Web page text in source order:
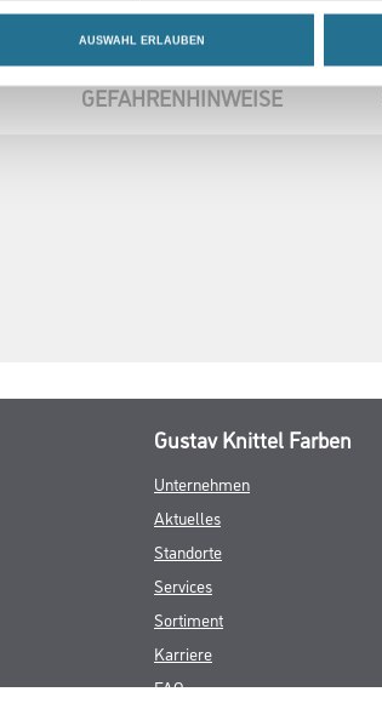
AUSWAHL ERLAUBEN
GEFAHRENHINWEISE
Gustav Knittel Farben
Unternehmen
Aktuelles
Standorte
Services
Sortiment
Karriere
FAQ